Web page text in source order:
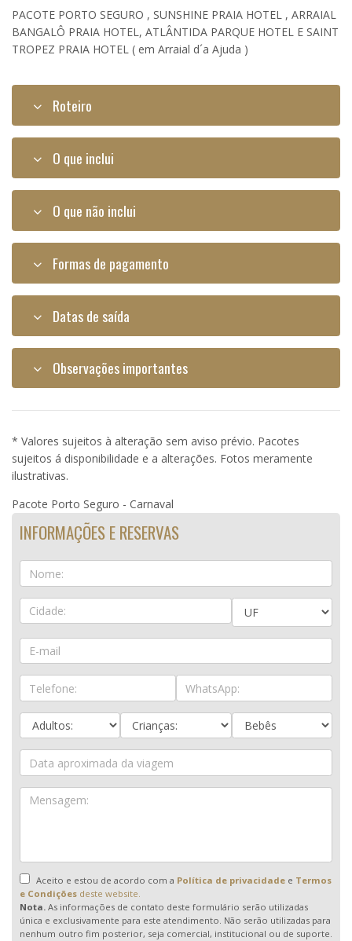
PACOTE PORTO SEGURO , SUNSHINE PRAIA HOTEL , ARRAIAL
BANGALÔ PRAIA HOTEL, ATLÂNTIDA PARQUE HOTEL E SAINT
TROPEZ PRAIA HOTEL ( em Arraial d´a Ajuda )
Roteiro
O que inclui
O que não inclui
Formas de pagamento
Datas de saída
Observações importantes
* Valores sujeitos à alteração sem aviso prévio. Pacotes
sujeitos á disponibilidade e a alterações. Fotos meramente
ilustrativas.
Pacote Porto Seguro - Carnaval
INFORMAÇÕES E RESERVAS
Aceito e estou de acordo com a Política de privacidadee Termos
e Condições deste website.
Nota. As informações de contato deste formulário serão utilizadas
única e exclusivamente para este atendimento. Não serão utilizadas para
nenhum outro fim posterior, seja comercial, institucional ou de suporte.